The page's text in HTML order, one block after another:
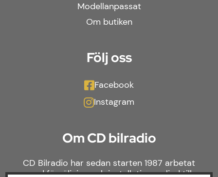
Modellanpassat
Om butiken
Följ oss
Facebook
Instagram
Om CD bilradio
CD Bilradio har sedan starten 1987 arbetat
med försäljning och installation av ljud till